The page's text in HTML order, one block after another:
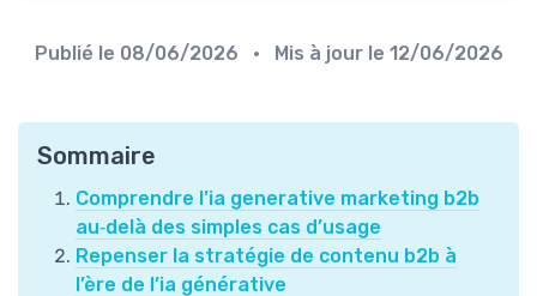
Publié le 08/06/2026 • Mis à jour le 12/06/2026
Sommaire
Comprendre l’ia generative marketing b2b
au‑delà des simples cas d’usage
Repenser la stratégie de contenu b2b à
l’ère de l’ia générative